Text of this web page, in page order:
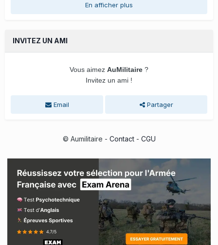
En afficher plus
INVITEZ UN AMI
Vous aimez AuMilitaire ?
Invitez un ami !
Email Partager
© Aumilitaire - Contact- CGU